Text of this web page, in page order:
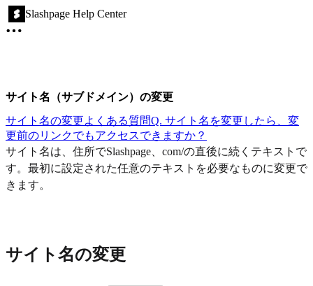
Slashpage Help Center
サイト名（サブドメイン）の変更
サイト名の変更よくある質問Q. サイト名を変更したら、変
更前のリンクでもアクセスできますか？
サイト名は、住所でSlashpage、com/の直後に続くテキストで
す。最初に設定された任意のテキストを必要なものに変更で
きます。
サイト名の変更